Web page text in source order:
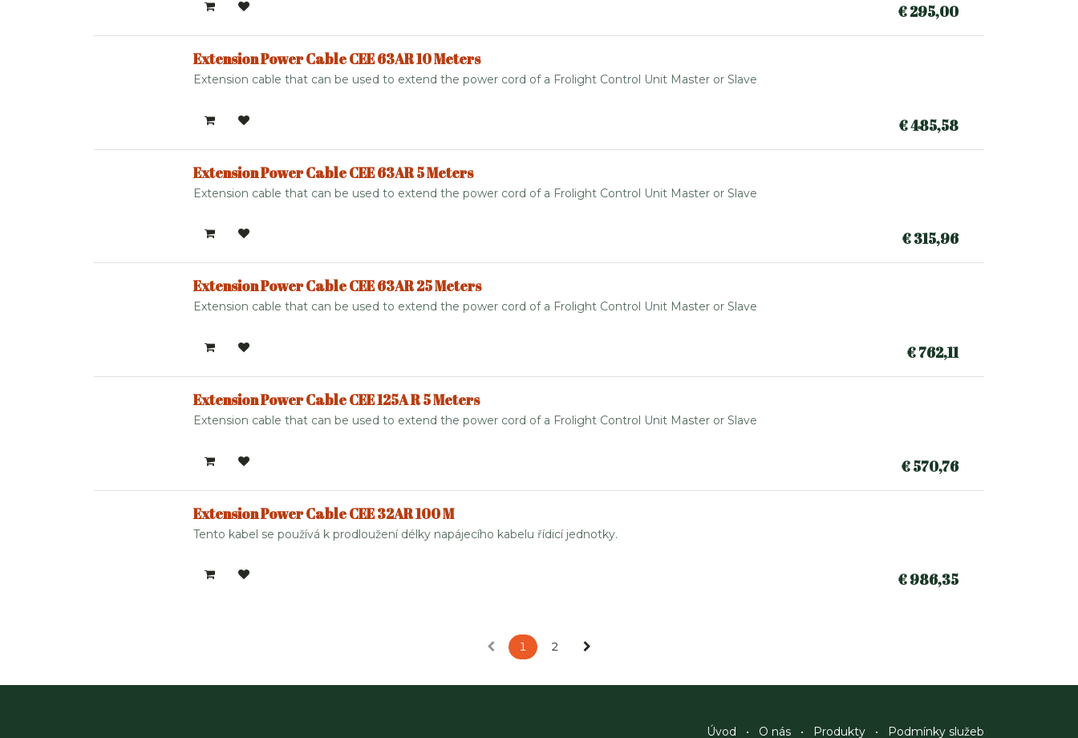
€295,00
Extension Power Cable CEE 63AR 10 Meters
Extension cable that can be used to extend the power cord of a Frolight Control Unit Master or Slave
€485,58
Extension Power Cable CEE 63AR 5 Meters
Extension cable that can be used to extend the power cord of a Frolight Control Unit Master or Slave
€315,96
Extension Power Cable CEE 63AR 25 Meters
Extension cable that can be used to extend the power cord of a Frolight Control Unit Master or Slave
€762,11
Extension Power Cable CEE 125A R 5 Meters
Extension cable that can be used to extend the power cord of a Frolight Control Unit Master or Slave
€570,76
Extension Power Cable CEE 32AR 100 M
Tento kabel se používá k prodloužení délky napájecího kabelu řídicí jednotky.
€986,35
1 2
Úvod • O nás • Produkty • Podmínky služeb